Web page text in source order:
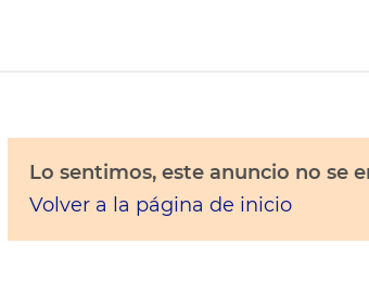
Lo sentimos, este anuncio no se
Volver a la página de inicio